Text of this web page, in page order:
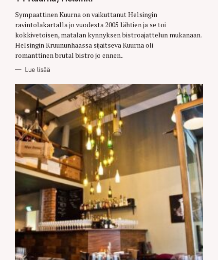
E
O
R
I
S
Sympaattinen Kuurna on vaikuttanut Helsingin
ravintolakartalla jo vuodesta 2005 lähtien ja se toi
kokkivetoisen, matalan kynnyksen bistroajattelun mukanaan.
Helsingin Kruununhaassa sijaitseva Kuurna oli
romanttinen brutal bistro jo ennen..
Lue lisää